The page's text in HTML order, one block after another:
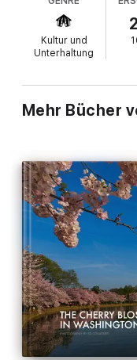
Monument, Lincoln,
memorials.
Arlington National
included as significant
hot links to
Kultur und
Unterhaltung
Mehr Bücher